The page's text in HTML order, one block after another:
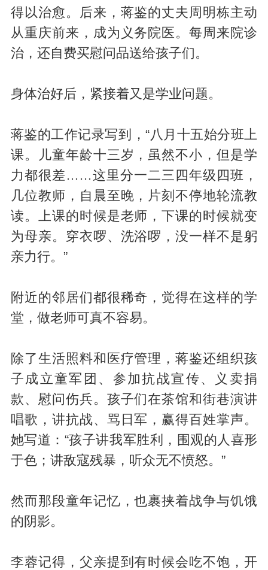
得以治愈。后来，蒋鉴的丈夫周明栋主动
从重庆前来，成为义务院医。每周来院诊
治，还自费买慰问品送给孩子们。
身体治好后，紧接着又是学业问题。
蒋鉴的工作记录写到，“八月十五始分班上
课。儿童年龄十三岁，虽然不小，但是学
力都很差……这里分一二三四年级四班，
几位教师，自晨至晚，片刻不停地轮流教
读。上课的时候是老师，下课的时候就变
为母亲。穿衣啰、洗浴啰，没一样不是躬
亲力行。”
附近的邻居们都很稀奇，觉得在这样的学
堂，做老师可真不容易。
除了生活照料和医疗管理，蒋鉴还组织孩
子成立童军团、参加抗战宣传、义卖捐
款、慰问伤兵。孩子们在茶馆和街巷演讲
唱歌，讲抗战、骂日军，赢得百姓掌声。
她写道：“孩子讲我军胜利，围观的人喜形
于色；讲敌寇残暴，听众无不愤怒。”
然而那段童年记忆，也裹挟着战争与饥饿
的阴影。
李蓉记得，父亲提到有时候会吃不饱，开